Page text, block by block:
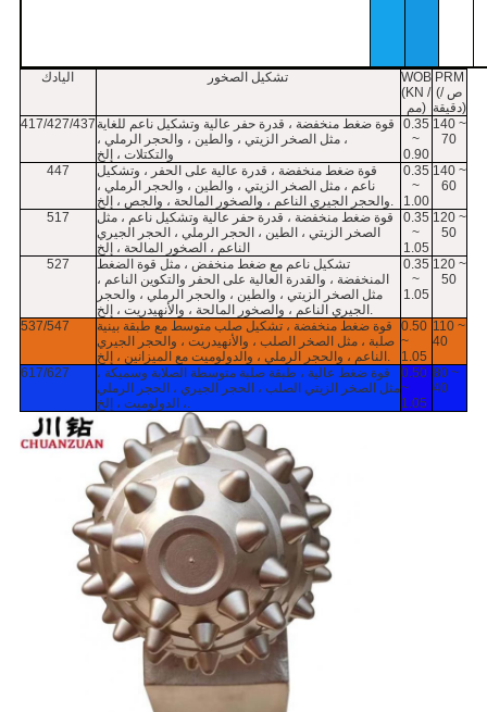
اليادك تشكيل الصخور
WOB
(KN /
مم)
PRM
(ص /
دقيقة)
417/427/437 قوة ضغط منخفضة ، قدرة حفر عالية وتشكيل ناعم للغاية
، مثل الصخر الزيتي ، والطين ، والحجر الرملي ،
والتكتلات ، إلخ
0.35
~
0.90
140 ~
70
447
قوة ضغط منخفضة ، قدرة عالية على الحفر ، وتشكيل
ناعم ، مثل الصخر الزيتي ، والطين ، والحجر الرملي ،
والحجر الجيري الناعم ، والصخور المالحة ، والجص ، إلخ.
0.35
~
1.00
140 ~
60
517
قوة ضغط منخفضة ، قدرة حفر عالية وتشكيل ناعم ، مثل
الصخر الزيتي ، الطين ، الحجر الرملي ، الحجر الجيري
الناعم ، الصخور المالحة ، إلخ
0.35
~
1.05
120 ~
50
527
تشكيل ناعم مع ضغط منخفض ، مثل قوة الضغط
المنخفضة ، والقدرة العالية على الحفر والتكوين الناعم ،
مثل الصخر الزيتي ، والطين ، والحجر الرملي ، والحجر
الجيري الناعم ، والصخور المالحة ، والأنهيدريت ، إلخ.
0.35
~
1.05
120 ~
50
537/547
قوة ضغط منخفضة ، تشكيل صلب متوسط ​​مع طبقة بينية
صلبة ، مثل الصخر الصلب ، والأنهيدريت ، والحجر الجيري
الناعم ، والحجر الرملي ، والدولوميت مع الميزانين ، إلخ.
0.50
~
1.05
110 ~
40
617/627
قوة ضغط عالية ، طبقة صلبة متوسطة الصلابة وسميكة ،
مثل الصخر الزيتي الصلب ، الحجر الجيري ، الحجر الرملي
، الدولوميت ، إلخ.
0.50
~
1.05
80 ~
40